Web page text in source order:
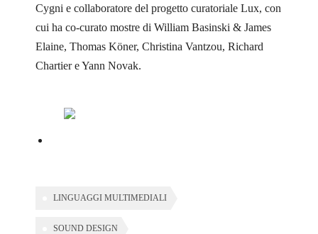
Cygni e collaboratore del progetto curatoriale Lux, con
cui ha co-curato mostre di William Basinski & James
Elaine, Thomas Köner, Christina Vantzou, Richard
Chartier e Yann Novak.
LINGUAGGI MULTIMEDIALI
SOUND DESIGN